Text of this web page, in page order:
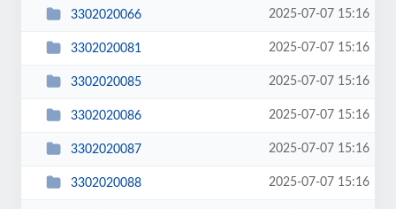
3302020066 2025-07-07 15:16
3302020081 2025-07-07 15:16
3302020085 2025-07-07 15:16
3302020086 2025-07-07 15:16
3302020087 2025-07-07 15:16
3302020088 2025-07-07 15:16